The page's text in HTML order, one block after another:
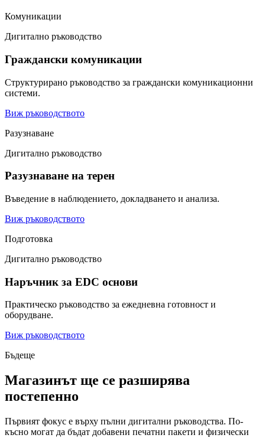
Комуникации
Дигитално ръководство
Граждански комуникации
Структурирано ръководство за граждански комуникационни
системи.
Виж ръководството
Разузнаване
Дигитално ръководство
Разузнаване на терен
Въведение в наблюдението, докладването и анализа.
Виж ръководството
Подготовка
Дигитално ръководство
Наръчник за EDC основи
Практическо ръководство за ежедневна готовност и
оборудване.
Виж ръководството
Бъдеще
Магазинът ще се разширява
постепенно
Първият фокус е върху пълни дигитални ръководства. По-
късно могат да бъдат добавени печатни пакети и физически